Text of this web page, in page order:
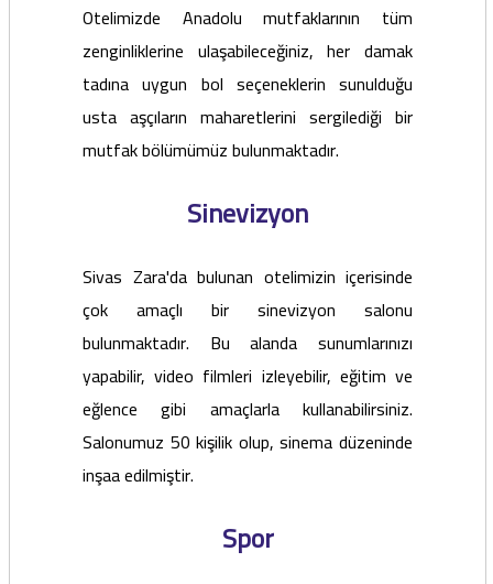
Otelimizde Anadolu mutfaklarının tüm
zenginliklerine ulaşabileceğiniz, her damak
tadına uygun bol seçeneklerin sunulduğu
usta aşçıların maharetlerini sergilediği bir
mutfak bölümümüz bulunmaktadır.
Sinevizyon
Sivas Zara'da bulunan otelimizin içerisinde
çok amaçlı bir sinevizyon salonu
bulunmaktadır. Bu alanda sunumlarınızı
yapabilir, video filmleri izleyebilir, eğitim ve
eğlence gibi amaçlarla kullanabilirsiniz.
Salonumuz 50 kişilik olup, sinema düzeninde
inşaa edilmiştir.
Spor